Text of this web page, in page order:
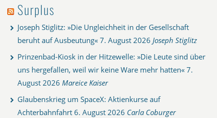
Surplus
Joseph Stiglitz: »Die Ungleichheit in der Gesellschaft
beruht auf Ausbeutung« 7. August 2026 Joseph Stiglitz
Prinzenbad-Kiosk in der Hitzewelle: »Die Leute sind über
uns hergefallen, weil wir keine Ware mehr hatten« 7.
August 2026 Mareice Kaiser
Glaubenskrieg um SpaceX: Aktienkurse auf
Achterbahnfahrt 6. August 2026 Carla Coburger